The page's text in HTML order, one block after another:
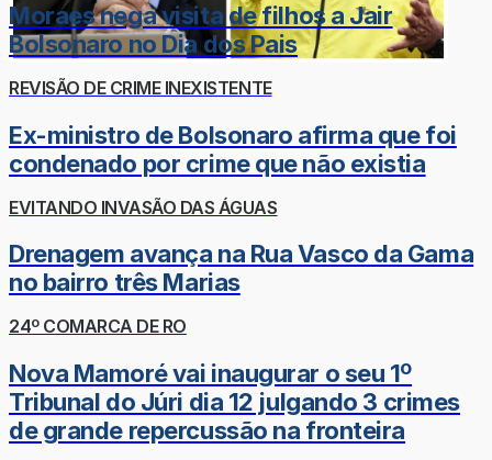
Moraes nega visita de filhos a Jair
Bolsonaro no Dia dos Pais
REVISÃO DE CRIME INEXISTENTE
Ex-ministro de Bolsonaro afirma que foi
condenado por crime que não existia
EVITANDO INVASÃO DAS ÁGUAS
Drenagem avança na Rua Vasco da Gama
no bairro três Marias
24º COMARCA DE RO
Nova Mamoré vai inaugurar o seu 1º
Tribunal do Júri dia 12 julgando 3 crimes
de grande repercussão na fronteira